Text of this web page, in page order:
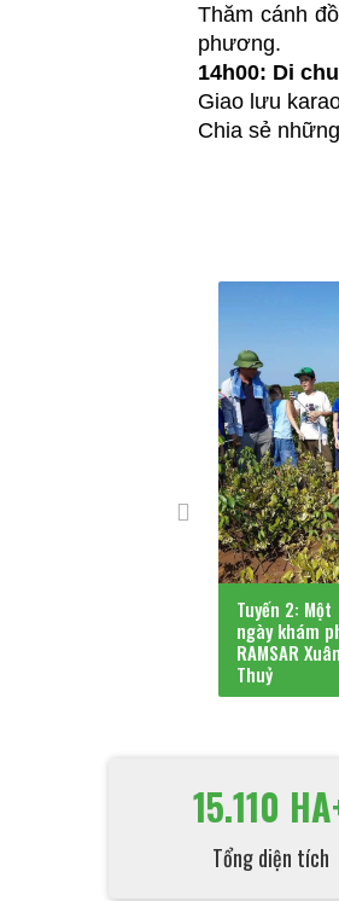
Thăm cánh
phương.
14h00: Di
Giao lưu
Chia sẻ
Tuyến 2: Một
ngày khám
RAMSAR Xuân
Thuỷ
15.110
Tổng diện tích